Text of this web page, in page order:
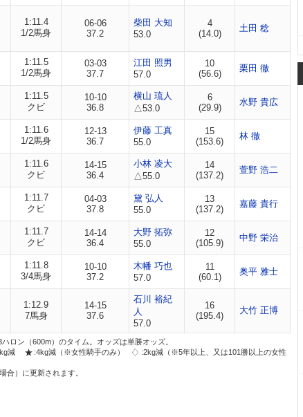
1:11.4
1/2馬身
06-06
37.2
柴田 大知
53.0
4
(14.0)
土田 稔
1:11.5
1/2馬身
03-03
37.7
江田 照男
57.0
10
(56.6)
栗田 徹
1:11.5
クビ
10-10
36.8
横山 琉人
△53.0
6
(29.9)
水野 貴広
1:11.6
1/2馬身
12-13
36.7
伊藤 工真
55.0
15
(153.6)
林 徹
1:11.6
クビ
14-15
36.4
小林 凌大
△55.0
14
(137.2)
萱野 浩二
1:11.7
クビ
04-03
37.8
黛 弘人
55.0
13
(137.2)
嘉藤 貴行
1:11.7
クビ
14-14
36.4
大野 拓弥
55.0
12
(105.9)
中野 栄治
1:11.8
3/4馬身
10-10
37.2
木幡 巧也
57.0
11
(60.1)
奥平 雅士
1:12.9
7馬身
14-15
37.6
石川 裕紀
人
57.0
16
(195.4)
大竹 正博
ロン（600m）のタイム。オッズは単勝オッズ。
減 :4kg減（※女性騎手のみ）
:2kg減（※5年以上、又は101勝以上の女性
合）に更新されます。